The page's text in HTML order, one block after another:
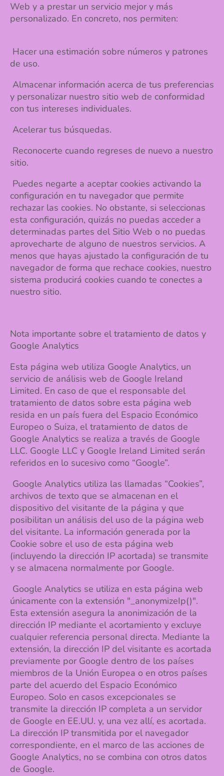
Web y a prestar un servicio mejor y más
personalizado. En concreto, nos permiten:
Hacer una estimación sobre números y patrones
de uso.
Almacenar información acerca de tus preferencias
y personalizar nuestro sitio web de conformidad
con tus intereses individuales.
Acelerar tus búsquedas.
Reconocerte cuando regreses de nuevo a nuestro
sitio.
Puedes negarte a aceptar cookies activando la
configuración en tu navegador que permite
rechazar las cookies. No obstante, si seleccionas
esta configuración, quizás no puedas acceder a
determinadas partes del Sitio Web o no puedas
aprovecharte de alguno de nuestros servicios. A
menos que hayas ajustado la configuración de tu
navegador de forma que rechace cookies, nuestro
sistema producirá cookies cuando te conectes a
nuestro sitio.
Nota importante sobre el tratamiento de datos y
Google Analytics
Esta página web utiliza Google Analytics, un
servicio de análisis web de Google Ireland
Limited. En caso de que el responsable del
tratamiento de datos sobre esta página web
resida en un país fuera del Espacio Económico
Europeo o Suiza, el tratamiento de datos de
Google Analytics se realiza a través de Google
LLC. Google LLC y Google Ireland Limited serán
referidos en lo sucesivo como “Google”.
Google Analytics utiliza las llamadas “Cookies”,
archivos de texto que se almacenan en el
dispositivo del visitante de la página y que
posibilitan un análisis del uso de la página web
del visitante. La información generada por la
Cookie sobre el uso de esta página web
(incluyendo la dirección IP acortada) se transmite
y se almacena normalmente por Google.
Google Analytics se utiliza en esta página web
únicamente con la extensión "_anonymizeIp()".
Esta extensión asegura la anonimización de la
dirección IP mediante el acortamiento y excluye
cualquier referencia personal directa. Mediante la
extensión, la dirección IP del visitante es acortada
previamente por Google dentro de los países
miembros de la Unión Europea o en otros países
parte del acuerdo del Espacio Económico
Europeo. Solo en casos excepcionales se
transmite la dirección IP completa a un servidor
de Google en EE.UU. y, una vez allí, es acortada.
La dirección IP transmitida por el navegador
correspondiente, en el marco de las acciones de
Google Analytics, no se combina con otros datos
de Google.